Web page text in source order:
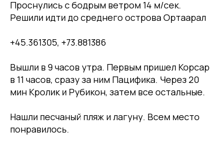
Проснулись с бодрым ветром 14 м/сек.
Решили идти до среднего острова Ортаарал
+45.361305, +73.881386
Вышли в 9 часов утра. Первым пришел Корсар
в 11 часов, сразу за ним Пацифика. Через 20
мин Кролик и Рубикон, затем все остальные.
Нашли песчаный пляж и лагуну. Всем место
понравилось.